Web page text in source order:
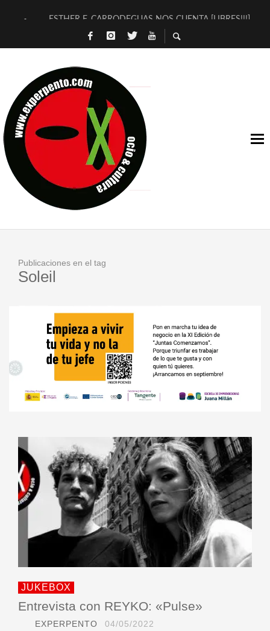
ESTHER F. CARRODEGUAS NOS CUENTA [LIBRES!!!]
[TERRA DE GUAPES] DE SANDRA MONFORT
TIMBRE 4, LA ESCUELA DEL DIRECTOR TEATRAL CLAUDIO
30 AÑOS (NO ES NADA) DE LA KATARSIS DEL TOMATAZO
MILITARES JUDÍAS EN #EXVITA
D’BALDOMEROS REINVENTAN [BITÁCORA 3.0] EN EXVITA
MARSHALL FLASH PRESENTA EN EXVITA [RELATIVA
JOFRE BARDAGÍ EN EXVITA INTERPRETANDO A SERRAT
Publicaciones en el tag
Soleil
JUKEBOX
Entrevista con REYKO: «Pulse»
EXPERPENTO 04/05/2022